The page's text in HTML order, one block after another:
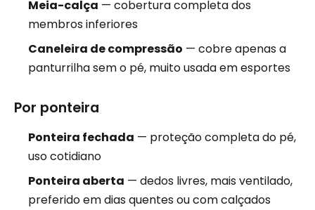
Meia-calça — cobertura completa dos
membros inferiores
Caneleira de compressão — cobre apenas a
panturrilha sem o pé, muito usada em esportes
Por ponteira
Ponteira fechada — proteção completa do pé,
uso cotidiano
Ponteira aberta — dedos livres, mais ventilado,
preferido em dias quentes ou com calçados